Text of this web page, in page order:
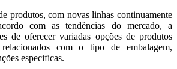
produtos, com novas linhas continuamente
com as tendências do mercado, a
de oferecer variadas opções de produtos
com o tipo de embalagem,
especificas.